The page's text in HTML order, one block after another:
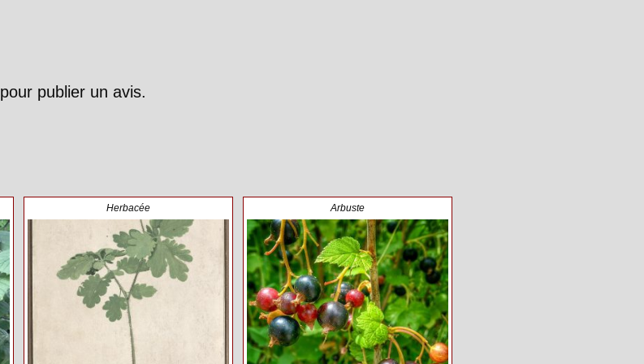
pour publier un avis.
Herbacée Arbuste